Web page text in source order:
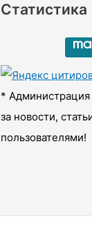
х
ы
Статистика
* Администрация
за новости,
пользователями!